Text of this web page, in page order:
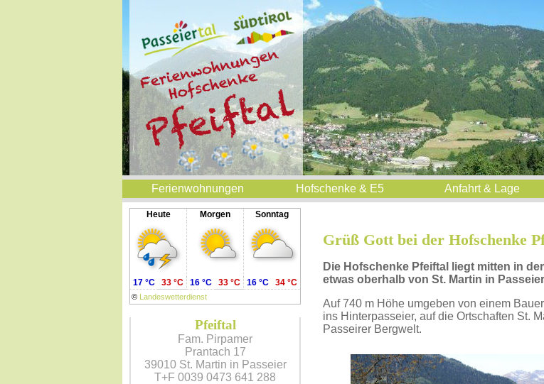
Ferienwohnungen Hofschenke & E5 Anfahrt & Lage
Heute Morgen Sonntag
© Landeswetterdienst
17 °C 33 °C 16 °C 33 °C 16 °C 34 °C
Pfeiftal
Fam. Pirpamer
Prantach 17
39010 St. Martin in Passeier
T+F 0039 0473 641 288
Grüß Gott bei der Hofschenke
Die Hofschenke Pfeiftal liegt mitten in
etwas oberhalb von St. Martin in
Auf 740 m Höhe umgeben von einem
ins Hinterpasseier, auf die Ortschaften St.
Passeirer Bergwelt.